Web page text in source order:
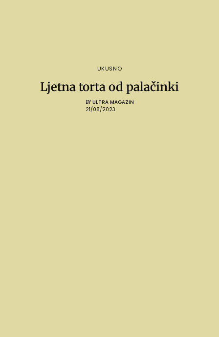
UKUSNO
Ljetna torta od palačinki
BY ULTRA MAGAZIN
21/08/2023